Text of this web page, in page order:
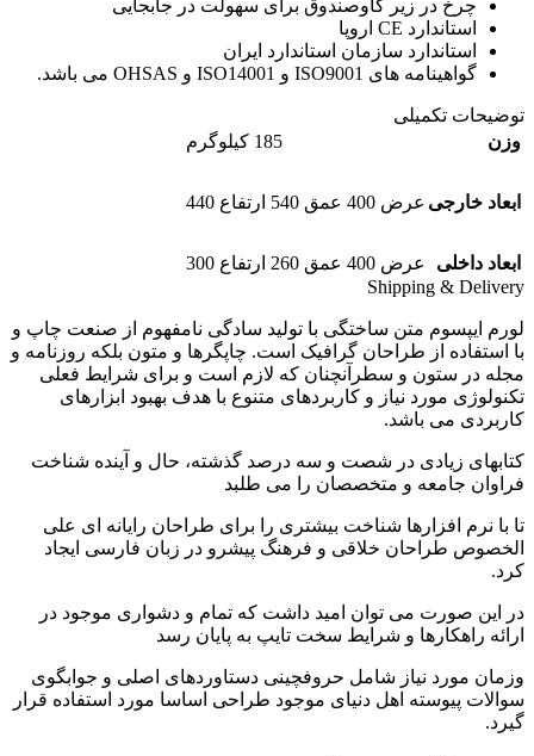
چرخ در زیر گاوصندوق برای سهولت در جابجایی
استاندارد CE اروپا
استاندارد سازمان استاندارد ایران
گواهینامه های ISO9001 و ISO14001 و OHSAS می باشد.
توضیحات تکمیلی
وزن
185 کیلوگرم
ابعاد خارجی عرض 400 عمق 540 ارتفاع 440
ابعاد داخلی
عرض 400 عمق 260 ارتفاع 300
Shipping & Delivery
لورم ایپسوم متن ساختگی با تولید سادگی نامفهوم از صنعت چاپ و
با استفاده از طراحان گرافیک است. چاپگرها و متون بلکه روزنامه و
مجله در ستون و سطرآنچنان که لازم است و برای شرایط فعلی
تکنولوژی مورد نیاز و کاربردهای متنوع با هدف بهبود ابزارهای
کاربردی می باشد.
کتابهای زیادی در شصت و سه درصد گذشته، حال و آینده شناخت
فراوان جامعه و متخصصان را می طلبد
تا با نرم افزارها شناخت بیشتری را برای طراحان رایانه ای علی
الخصوص طراحان خلاقی و فرهنگ پیشرو در زبان فارسی ایجاد
کرد.
در این صورت می توان امید داشت که تمام و دشواری موجود در
ارائه راهکارها و شرایط سخت تایپ به پایان رسد
وزمان مورد نیاز شامل حروفچینی دستاوردهای اصلی و جوابگوی
سوالات پیوسته اهل دنیای موجود طراحی اساسا مورد استفاده قرار
گیرد.